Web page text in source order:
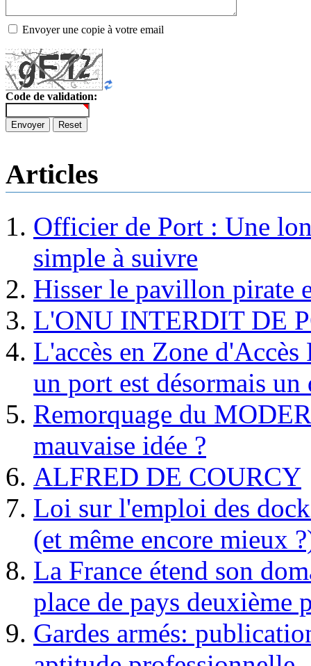
Envoyer une copie à votre email
Code de validation:
Envoyer Reset
Articles
Officier de Port : Une
simple à suivre
Hisser le pavillon pirate
L'ONU INTERDIT DE
L'accès en Zone
un port est désormais un
Remorquage du
mauvaise idée ?
ALFRED DE COURCY
Loi sur l'emploi des
(et même encore mieux
La France étend son
place de pays deuxième
Gardes armés: